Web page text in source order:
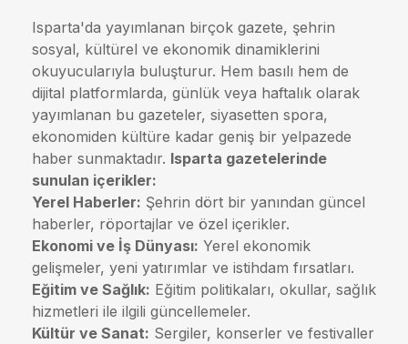
Isparta'da yayımlanan birçok gazete, şehrin
sosyal, kültürel ve ekonomik dinamiklerini
okuyucularıyla buluşturur. Hem basılı hem de
dijital platformlarda, günlük veya haftalık olarak
yayımlanan bu gazeteler, siyasetten spora,
ekonomiden kültüre kadar geniş bir yelpazede
haber sunmaktadır. Isparta gazetelerinde
sunulan içerikler:
Yerel Haberler: Şehrin dört bir yanından güncel
haberler, röportajlar ve özel içerikler.
Ekonomi ve İş Dünyası: Yerel ekonomik
gelişmeler, yeni yatırımlar ve istihdam fırsatları.
Eğitim ve Sağlık: Eğitim politikaları, okullar, sağlık
hizmetleri ile ilgili güncellemeler.
Kültür ve Sanat: Sergiler, konserler ve festivaller